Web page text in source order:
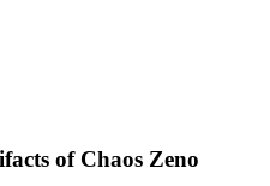
of Chaos Zeno